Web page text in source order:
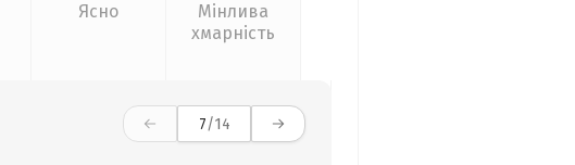
Ясно
Мінлива
хмарність
7/14